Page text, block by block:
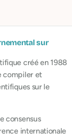
sur
créé en 1988
compiler et
sur le
consensus
internationale